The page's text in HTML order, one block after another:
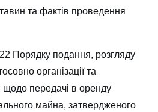
та фактів проведення
Порядку подання, розгляду
організації та
щодо передачі в оренду
майна, затвердженого